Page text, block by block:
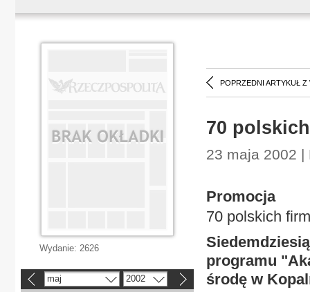
POPRZEDNI ARTYKUŁ Z
70
23 maja 2002 |
Promocja
70 polskich
programu
środę w
Wydanie: 2626
maj 2002